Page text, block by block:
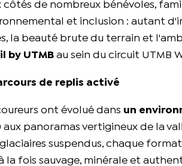
côtés de nombreux bénévoles,
et inclusion : autant
la beauté brute du terrain et
by UTMB au sein du circuit UTMB
de replis activé
ont évolué dans un
aux panoramas vertigineux de la
suspendus, chaque
la fois sauvage, minérale et